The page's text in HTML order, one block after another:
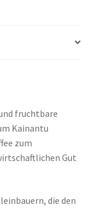
fruchtbare
Kainantu
zum
Gut
die den